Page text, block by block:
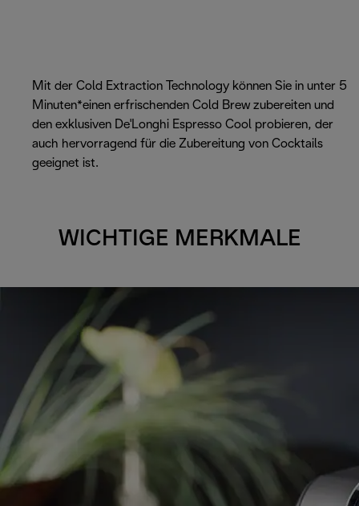
Mit der Cold Extraction Technology können Sie in unter 5
Minuten*einen erfrischenden Cold Brew zubereiten und
den exklusiven De'Longhi Espresso Cool probieren, der
auch hervorragend für die Zubereitung von Cocktails
geeignet ist.
WICHTIGE MERKMALE